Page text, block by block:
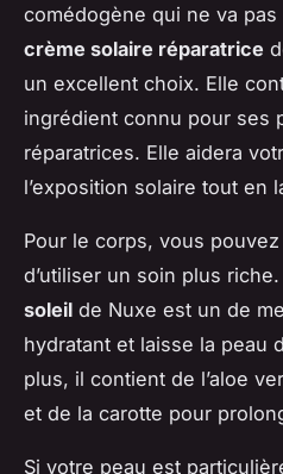
comédogène qui ne va
crème solaire réparatrice
un excellent choix. Elle
ingrédient connu pour ses
réparatrices. Elle aidera
l’exposition solaire tout en
Pour le corps, vous
d’utiliser un soin plus riche.
soleil de Nuxe est un de
hydratant et laisse la peau
plus, il contient de l’aloe
et de la carotte pour
Si votre peau est